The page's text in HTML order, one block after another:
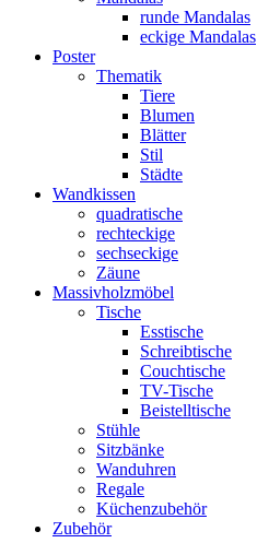
runde Mandalas
eckige Mandalas
Poster
Thematik
Tiere
Blumen
Blätter
Stil
Städte
Wandkissen
quadratische
rechteckige
sechseckige
Zäune
Massivholzmöbel
Tische
Esstische
Schreibtische
Couchtische
TV-Tische
Beistelltische
Stühle
Sitzbänke
Wanduhren
Regale
Küchenzubehör
Zubehör